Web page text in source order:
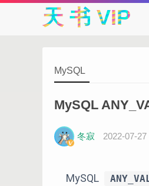
天 书 VIP
MySQL
MySQL
冬寂 2022-07-
MySQL